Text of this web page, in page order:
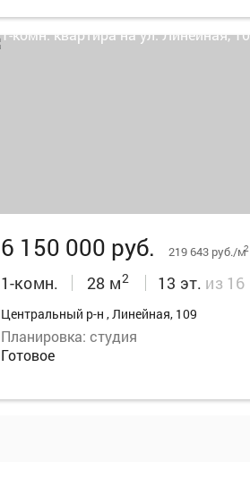
6 150 000 руб. 219 643 руб./м2
1-комн. 28 м2 13 эт. из 16
Центральный р-н , Линейная, 109
Планировка: студия
Готовое